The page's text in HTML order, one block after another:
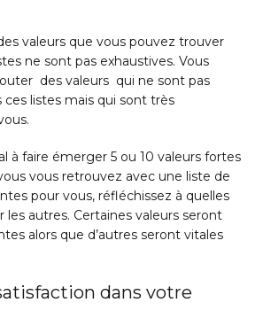
valeurs que vous pouvez trouver
ne sont pas exhaustives. Vous
des valeurs qui ne sont pas
listes mais qui sont très
à faire émerger 5 ou 10 valeurs fortes
vous retrouvez avec une liste de
pour vous, réfléchissez à quelles
les autres. Certaines valeurs seront
alors que d’autres seront vitales
dans votre